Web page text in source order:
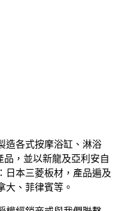
造各式按摩浴缸、淋浴
品，並以新龍及亞利安自
日本三菱板材，產品遍及
大、菲律賓等。